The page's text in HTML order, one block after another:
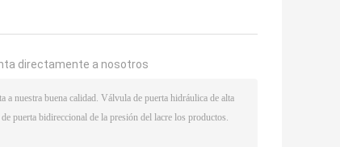
directamente a nosotros